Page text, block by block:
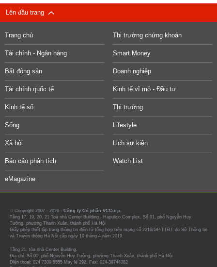
Lên đầu trang
Trang chủ Thị trường chứng khoán
Tài chính - Ngân hàng Smart Money
Bất động sản Doanh nghiệp
Tài chính quốc tế Kinh tế vĩ mô - Đầu tư
Kinh tế số Thị trường
Sống Lifestyle
Xã hội Lịch sự kiện
Báo cáo phân tích Watch List
eMagazine
© Copyright 2007 - 2026 - Công ty Cổ phần VCCorp.
Tầng 17, 19, 20, 21 Toà nhà Center Building - Hapulico Complex, Số 01, phố Nguyễn Huy
Tưởng, phường Thanh Xuân, thành phố Hà Nội
Giấy phép thiết lập trang thông tin điện tử tổng hợp trên mạng số 2216/GP-TTĐT do Sở Thông tin
và Truyền thông Hà Nội cấp ngày 10 tháng 4 năm 2019.
Tầng 21, tòa nhà Center Building.
Địa chỉ: Số 01, phố Nguyễn Huy Tưởng, phường Thanh Xuân, thành phố Hà Nội
Điện thoại: 024 7309 5555 Máy lẻ 292. Fax: 024-39744082